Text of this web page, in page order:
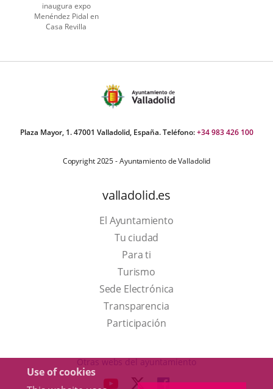
Use of cookies
inaugura expo
Menéndez Pidal en
Casa Revilla
Plaza Mayor, 1. 47001 Valladolid, España. Teléfono:+34 983 426 100
Copyright 2025 - Ayuntamiento de Valladolid
valladolid.es
El Ayuntamiento
Tu ciudad
Para ti
TurismoThis
link
will
open
a
Sede Electrónica
Transparencia
Participación
Otras webs del ayuntamiento
LINK LINKLINK